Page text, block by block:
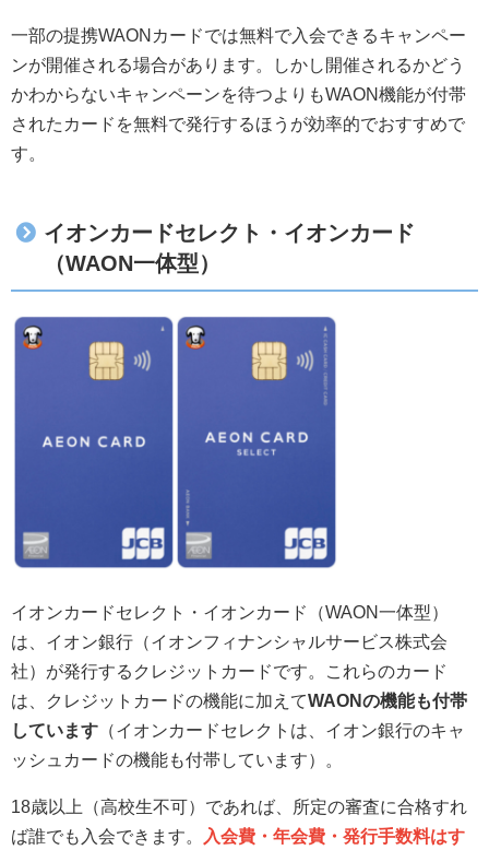
一部の提携WAONカードでは無料で入会できるキャンペー
ンが開催される場合があります。しかし開催されるかどう
かわからないキャンペーンを待つよりもWAON機能が付帯
されたカードを無料で発行するほうが効率的でおすすめで
す。
イオンカードセレクト・イオンカード
（WAON一体型）
イオンカードセレクト・イオンカード（WAON一体型）
は、イオン銀行（イオンフィナンシャルサービス株式会
社）が発行するクレジットカードです。これらのカード
は、クレジットカードの機能に加えてWAONの機能も付帯
しています （イオンカードセレクトは、イオン銀行のキャ
ッシュカードの機能も付帯しています）。
18歳以上（高校生不可）であれば、所定の審査に合格すれ
ば誰でも入会できます。
入会費・年会費・発行手数料はす